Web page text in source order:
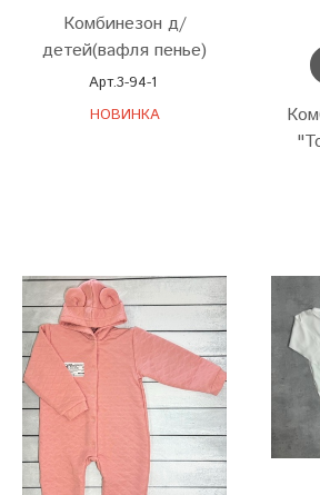
Комбинезон д/
детей(вафля пенье)
Арт.3-94-1
НОВИНКА